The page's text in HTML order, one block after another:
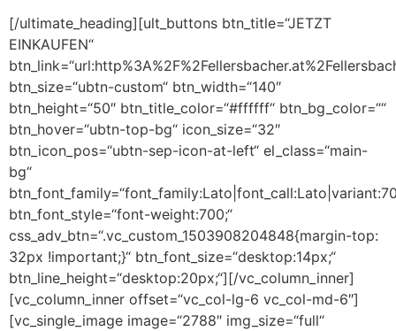
[/ultimate_heading][ult_buttons btn_title=“JETZT
EINKAUFEN“
btn_size=“ubtn-custom“ btn_width=“140″
btn_height=“50″ btn_title_color=“#ffffff“ btn_bg_color=““
btn_hover=“ubtn-top-bg“ icon_size=“32″
btn_icon_pos=“ubtn-sep-icon-at-left“ el_class=“main-
bg“
btn_font_style=“font-weight:700;“
css_adv_btn=“.vc_custom_1503908204848{margin-top:
32px !important;}“ btn_font_size=“desktop:14px;“
btn_line_height=“desktop:20px;“][/vc_column_inner]
[vc_column_inner offset=“vc_col-lg-6 vc_col-md-6″]
[vc_single_image image=“2788″ img_size=“full“